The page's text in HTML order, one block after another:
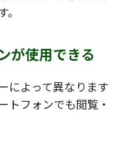
が使用できる
によって異なります
トフォンでも閲覧・